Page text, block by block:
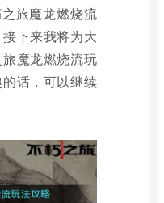
旅魔龙燃烧流
下来我将为大
魔龙燃烧流玩
话，可以继续